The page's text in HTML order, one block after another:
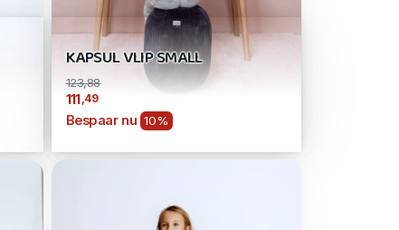
KAPSUL VLIP SMALL
123,88
111 ,49
Bespaar nu 10%